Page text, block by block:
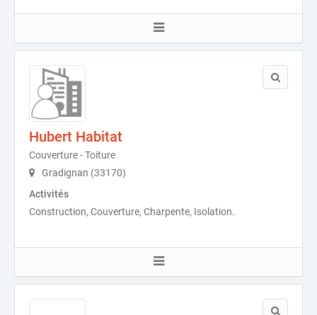
Hubert Habitat
Couverture - Toiture
Gradignan (33170)
Activités
Construction, Couverture, Charpente, Isolation.